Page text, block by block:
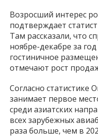
Возросший интерес
подтверждает
Там рассказали, что
ноябре-декабре за
гостиничное
отмечают рост
Согласно статистике
занимает первое
среди азиатских
всех зарубежных
раза больше, чем в